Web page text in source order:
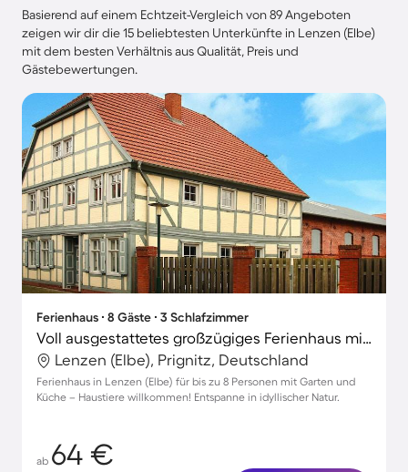
Basierend auf einem Echtzeit-Vergleich von 89 Angeboten
zeigen wir dir die 15 beliebtesten Unterkünfte in Lenzen (Elbe)
mit dem besten Verhältnis aus Qualität, Preis und
Gästebewertungen.
Ferienhaus ∙ 8 Gäste ∙ 3 Schlafzimmer
Voll ausgestattetes großzügiges Ferienhaus mit Grill, Garten und Terrasse | Haustierfreundlich
Lenzen (Elbe), Prignitz, Deutschland
Ferienhaus in Lenzen (Elbe) für bis zu 8 Personen mit Garten und
Küche – Haustiere willkommen! Entspanne in idyllischer Natur.
ab 64 €